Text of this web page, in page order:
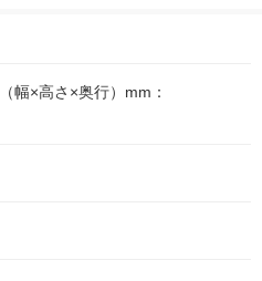
幅×高さ×奥行）mm：